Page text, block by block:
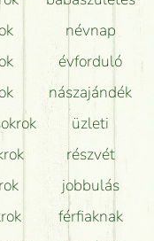
névnap
évforduló
nászajándék
üzleti
részvét
jobbulás
férfiaknak